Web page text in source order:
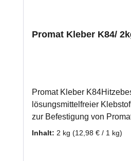
Promat Kleber K84/
Promat Kleber
lösungsmittelfreier
zur Befestigung von
und Wärmedämmplatten.
Inhalt: 2 kg (12,98 € / 1 kg)